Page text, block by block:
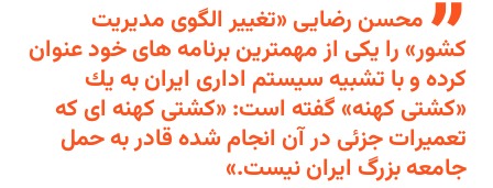
محسن رضایی «تغيير الگوى مديريت
كشور» را يكى از مهمترين برنامه هاى خود عنوان
كرده و با تشبيه سيستم ادارى ايران به يك
«كشتى كهنه» گفته است: «كشتى كهنه اى كه
تعميرات جزئى در آن انجام شده قادر به حمل
جامعه بزرگ ايران نيست.»